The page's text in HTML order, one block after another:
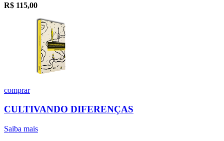
R$ 115,00
comprar
CULTIVANDO DIFERENÇAS
Saiba mais